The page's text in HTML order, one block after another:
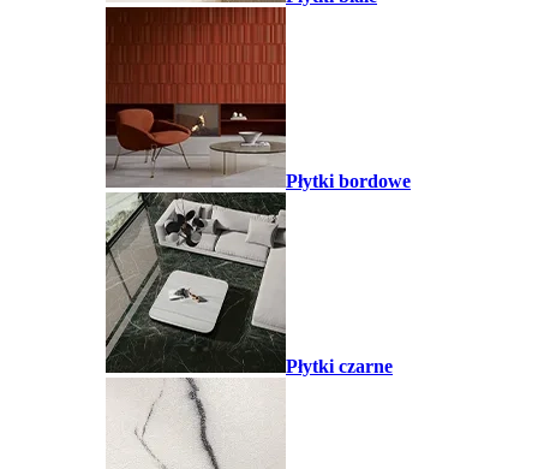
Płytki bordowe
Płytki czarne